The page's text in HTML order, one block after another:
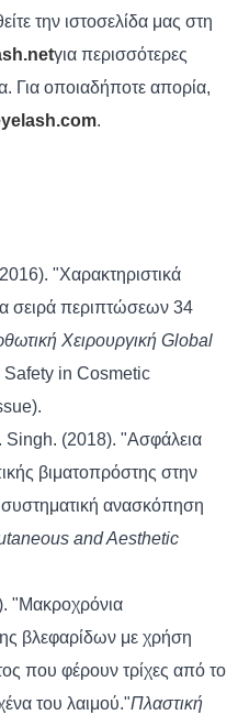
την ιστοσελίδα μας στη
για περισσότερες
Για οποιαδήποτε απορία,
.
"Χαρακτηριστικά
σειρά περιπτώσεων 34
Χειρουργική Global
in Cosmetic
Singh. (2018). "Ασφάλεια
βιματοπρόστης στην
ανασκόπηση
and Aesthetic
"Μακροχρόνια
βλεφαρίδων με χρήση
που φέρουν τρίχες από το
του λαιμού."Πλαστική